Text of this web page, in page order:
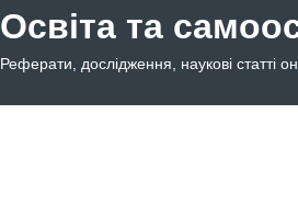
Освіта та
Реферати, дослідження, наукові статті